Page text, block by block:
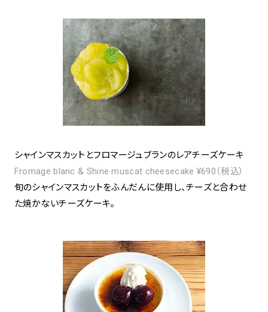
シャインマスカットとフロマージュブランのレアチーズケーキ
Fromage blanc & Shine muscat cheesecake ¥690（税込）
旬のシャインマスカットをふんだんに使用し、チーズと合わせ
た焼かないチーズケーキ。